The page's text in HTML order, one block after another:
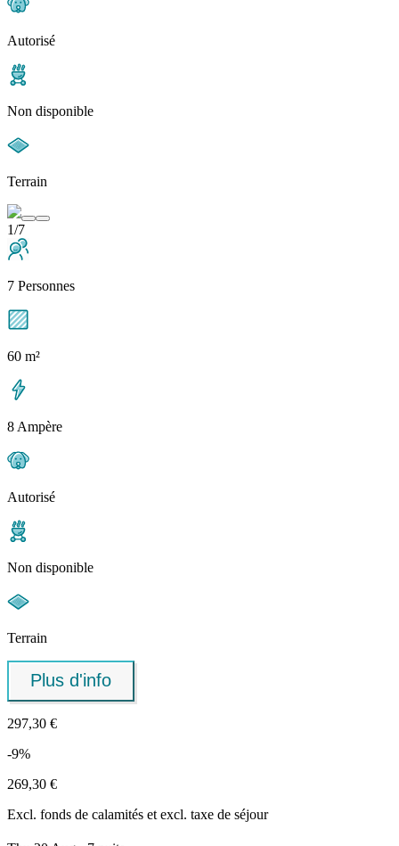
Autorisé
Non disponible
Terrain
1/7
7 Personnes
60 m²
8 Ampère
Autorisé
Non disponible
Terrain
Plus d'info
297,30 €
-9%
269,30 €
Excl. fonds de calamités et excl. taxe de séjour